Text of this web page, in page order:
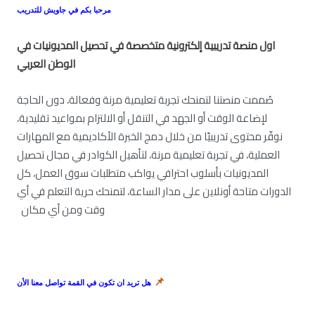
الاتصال الفعال كأحد واهم مهارات التفاوض الرئيسية مع العملاء
المدينين
٩١ الطلاب
· التعرف على السلوكيات وكيف تخاطب العملاء · التعرف على سمات
مرحبا بكم في جاويش للتدريب
اول منصة تدريبية إلكترونية متخصصة في تحصيل المديونيات في
الوطن العربي
صُممت منصتنا لتمنحك تجربة تعليمية مرنة وفعالة، دون الحاجة
لإضاعة الوقت أو الجهد في التنقل أو الالتزام بمواعيد تقليدية،
نوفّر محتوى تدريبيًا من خلال دمج الخبرة الأكاديمية مع المهارات
العملية، في تجربة تعليمية مرنة، لتأهيل الكوادر في مجال تحصيل
المديونيات بأسلوب احترافي يواكب متطلبات سوق العمل، كل
الدورات متاحة أونلاين على مدار الساعة، لتمنحك حرية التعلم في أي
وقت ومن أي مكان
📌 هل تريد ان تكون في القمة تواصل معنا الأن